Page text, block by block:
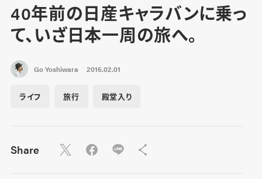
40年前の日産キャラバンに乗っ
て、いざ日本一周の旅へ。
Go Yoshiwara 2016.02.01
ライフ 旅行 殿堂入り
Share